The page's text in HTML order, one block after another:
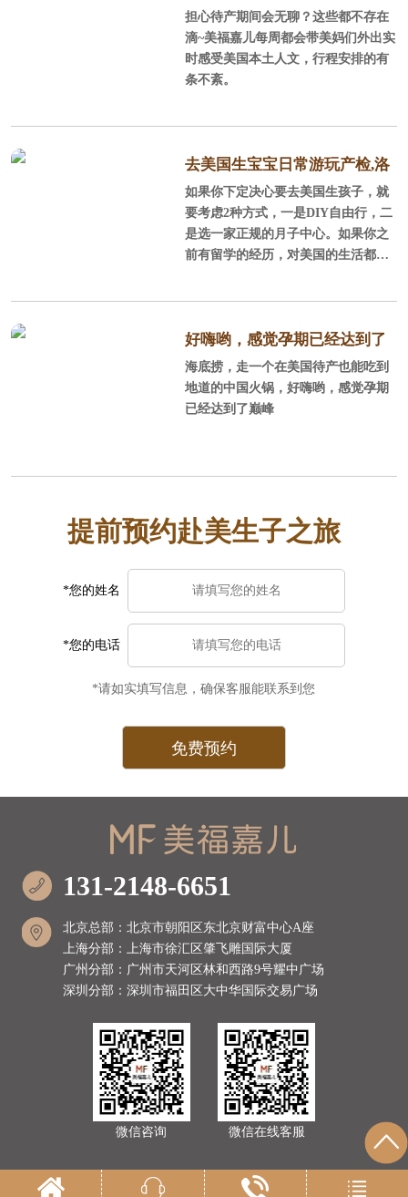
沛，气候温和，风景秀丽，环境优
美，平均每年286天的晴天，平均每年
降雨量300mm，年平均气温为17.
2℃，很适合孕产妈妈休养生息。
staples球场感受NBA球赛
担心待产期间会无聊？这些都不存在
滴~美福嘉儿每周都会带美妈们外出实
时感受美国本土人文，行程安排的有
条不紊。
去美国生宝宝日常游玩产检,洛
杉矶待产记
如果你下定决心要去美国生孩子，就
要考虑2种方式，一是DIY自由行，二
是选一家正规的月子中心。如果你之
前有留学的经历，对美国的生活都还
公停止工作，陪产的性价比不如找个
月子中心。一般对美国不太熟悉，或
者只是游玩过，同行的人也都不会外
语或者没有国外生活经历，建议订月
好嗨哟，感觉孕期已经达到了
巅峰
海底捞，走一个在美国待产也能吃到
地道的中国火锅，好嗨哟，感觉孕期
已经达到了巅峰
提前预约赴美生子之旅
*您的姓名
*您的电话
*请如实填写信息，确保客服能联系到您
131-2148-6651
北京总部：北京市朝阳区东北京财富中心A座
上海分部：上海市徐汇区肇飞雕国际大厦
广州分部：广州市天河区林和西路9号耀中广场
深圳分部：深圳市福田区大中华国际交易广场
微信咨询 微信在线客服